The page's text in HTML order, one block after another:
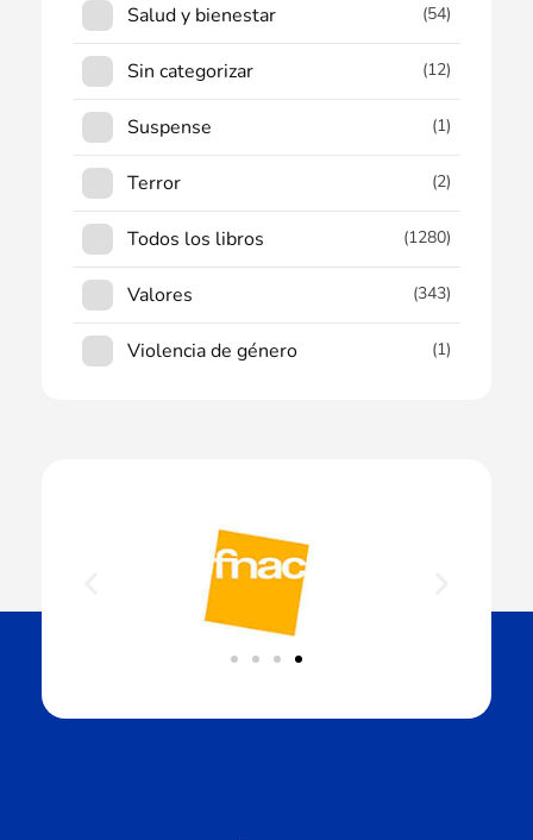
Salud y bienestar (54)
Sin categorizar (12)
Suspense (1)
Terror (2)
Todos los libros (1280)
Valores (343)
Violencia de género (1)